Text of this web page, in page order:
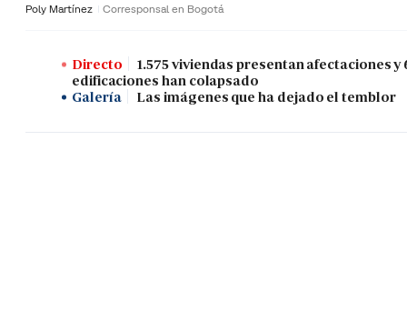
Poly Martínez Corresponsal en Bogotá
Directo
1.575 viviendas presentan afectaciones y
edificaciones han colapsado
Galería
Las imágenes que ha dejado el temblor